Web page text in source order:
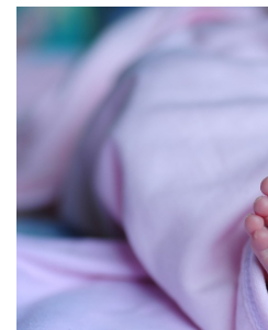
教學評測
EduTech
生成式AI與雲端應用
Enterprise Digital Transformation
特集